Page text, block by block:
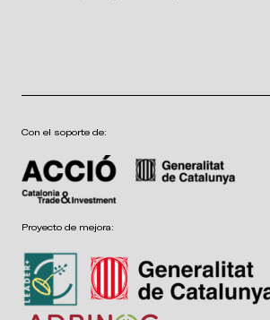
Con el soporte de:
Proyecto de mejora: